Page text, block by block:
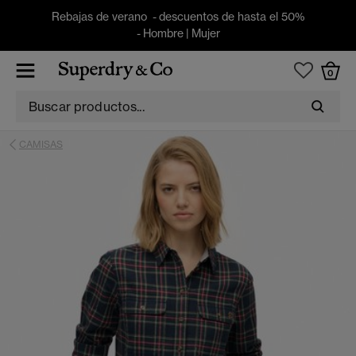
Rebajas de verano - descuentos de hasta el 50%
- Hombre| Mujer
0
CAMISAS